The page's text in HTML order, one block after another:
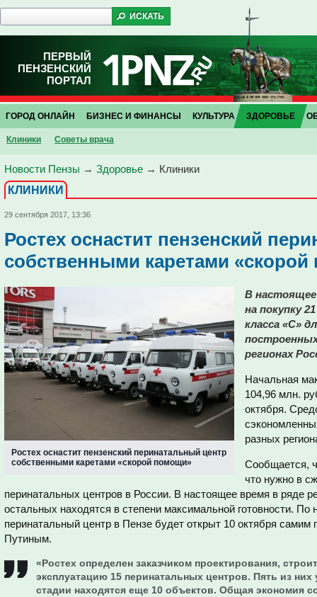
ПЕРВЫЙ
ПЕНЗЕНСКИЙ
ПОРТАЛ
ГОРОД ОНЛАЙН БИЗНЕС И ФИНАНСЫ КУЛЬТУРА ЗДОРОВЬЕ
Клиники Советы врача
Новости Пензы → Здоровье → Клиники
КЛИНИКИ
29 сентября 2017, 13:36
Ростех оснастит пензенский
собственными каретами
Ростех оснастит пензенский перинатальный центр
собственными каретами «скорой помощи»
В
на покупку
класса «С»
регионах
Начальная
104,96 млн.
октября.
разных
Сообщается,
что нужно в
перинатальных центров в России. В настоящее время в ряде
остальных находятся в степени максимальной готовности.
перинатальный центр в Пензе будет открыт 10 октября
Путиным.
«Ростех определен заказчиком проектирования,
эксплуатацию 15 перинатальных центров. Пять из
стадии находятся еще 10 объектов. Общая экономия